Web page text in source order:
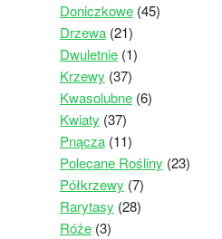
Doniczkowe(45)
Drzewa(21)
Dwuletnie(1)
Krzewy (37)
Kwasolubne(6)
Kwiaty (37)
Pnącza(11)
Polecane Rośliny (23)
Półkrzewy (7)
Rarytasy (28)
Róże(3)